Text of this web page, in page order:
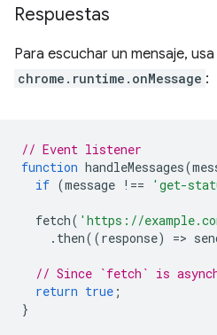
Respuestas
Para escuchar un mensaje,
chrome.runtime.onMessage :
// Event listener
function handleMessages(
if (message !== 'get-
fetch( 'https://
. then((response) =>
// Since `fetch` is
return true ;
}